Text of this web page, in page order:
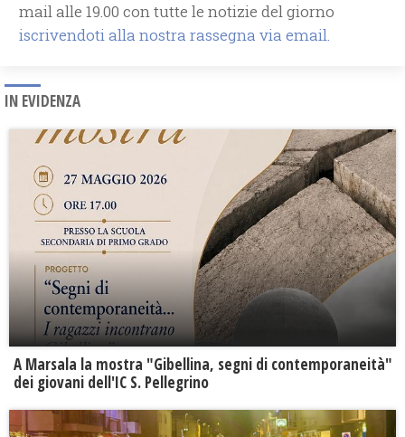
mail alle 19.00 con tutte le notizie del giorno
iscrivendoti alla nostra rassegna via email.
IN EVIDENZA
A Marsala la mostra "Gibellina, segni di contemporaneità"
dei giovani dell'IC S. Pellegrino